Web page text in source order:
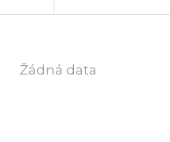
Žádná data